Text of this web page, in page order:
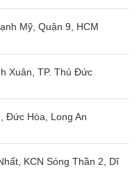
Mỹ, Quận 9, HCM
Xuân, TP. Thủ Đức
Đức Hòa, Long An
KCN Sóng Thần 2, Dĩ